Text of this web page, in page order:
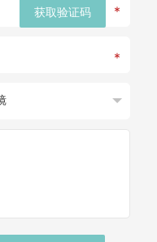
*
获取验证码
*